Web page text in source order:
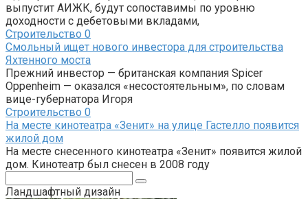
выпустит АИЖК, будут сопоставимы по уровню
доходности с дебетовыми вкладами,
Строительство 0
Смольный ищет нового инвестора для строительства
Яхтенного моста
Прежний инвестор — британская компания Spicer
Oppenheim — оказался «несостоятельным», по словам
вице-губернатора Игоря
Строительство 0
На месте кинотеатра «Зенит» на улице Гастелло появится
жилой дом
На месте снесенного кинотеатра «Зенит» появится жилой
дом. Кинотеатр был снесен в 2008 году
Ландшафтный дизайн